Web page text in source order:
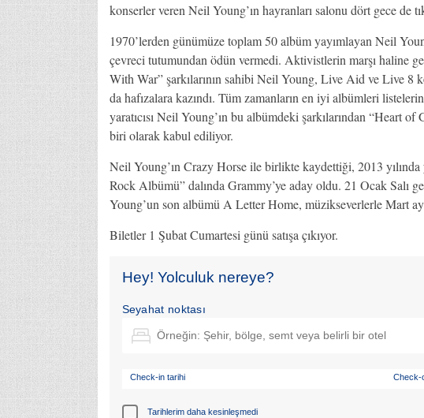
konserler veren Neil Young’ın hayranları salonu dört gece de
1970’lerden günümüze toplam 50 albüm yayımlayan Neil
çevreci tutumundan ödün vermedi. Aktivistlerin marşı haline
With War” şarkılarının sahibi Neil Young, Live Aid ve Live 8
da hafızalara kazındı. Tüm zamanların en iyi albümleri
yaratıcısı Neil Young’ın bu albümdeki şarkılarından “Heart
biri olarak kabul ediliyor.
Neil Young’ın Crazy Horse ile birlikte kaydettiği, 2013
Rock Albümü” dalında Grammy’ye aday oldu. 21 Ocak Salı
Young’un son albümü A Letter Home, müzikseverlerle Mart
Biletler 1 Şubat Cumartesi günü satışa çıkıyor.
Hey! Yolculuk nereye?
Seyahat noktası
Check-in tarihi Check-
Tarihlerim daha kesinleşmedi